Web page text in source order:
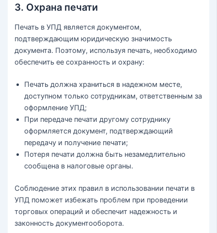
3. Охрана печати
Печать в УПД является документом,
подтверждающим юридическую значимость
документа. Поэтому, используя печать, необходимо
обеспечить ее сохранность и охрану:
Печать должна храниться в надежном месте,
доступном только сотрудникам, ответственным за
оформление УПД;
При передаче печати другому сотруднику
оформляется документ, подтверждающий
передачу и получение печати;
Потеря печати должна быть незамедлительно
сообщена в налоговые органы.
Соблюдение этих правил в использовании печати в
УПД поможет избежать проблем при проведении
торговых операций и обеспечит надежность и
законность документооборота.